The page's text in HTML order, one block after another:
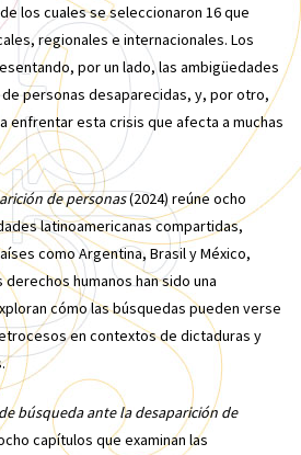
los cuales se seleccionaron 16 que
regionales e internacionales. Los
por un lado, las ambigüedades
personas desaparecidas, y, por otro,
enfrentar esta crisis que afecta a muchas
de personas(2024) reúne ocho
latinoamericanas compartidas,
como Argentina, Brasil y México,
humanos han sido una
cómo las búsquedas pueden verse
en contextos de dictaduras y
búsqueda ante la desaparición de
capítulos que examinan las